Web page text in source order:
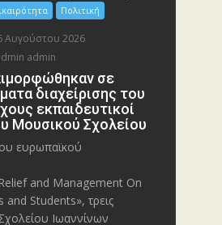
Πολιτική
Αυγούστου 2026
admin
σε
διαχείρισης του
εκπαιδευτικοί
Μουσικού Σχολείου
ευρωπαϊκού
Relief and Management On
Students», τρεις
Ιωαννίνων